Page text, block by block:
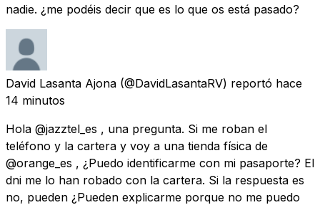
nadie. ¿me podéis decir que es lo que os está pasado?
David Lasanta Ajona (@DavidLasantaRV) reportó hace
14 minutos
Hola @jazztel_es , una pregunta. Si me roban el
teléfono y la cartera y voy a una tienda física de
@orange_es , ¿Puedo identificarme con mi pasaporte? El
dni me lo han robado con la cartera. Si la respuesta es
no, pueden ¿Pueden explicarme porque no me puedo